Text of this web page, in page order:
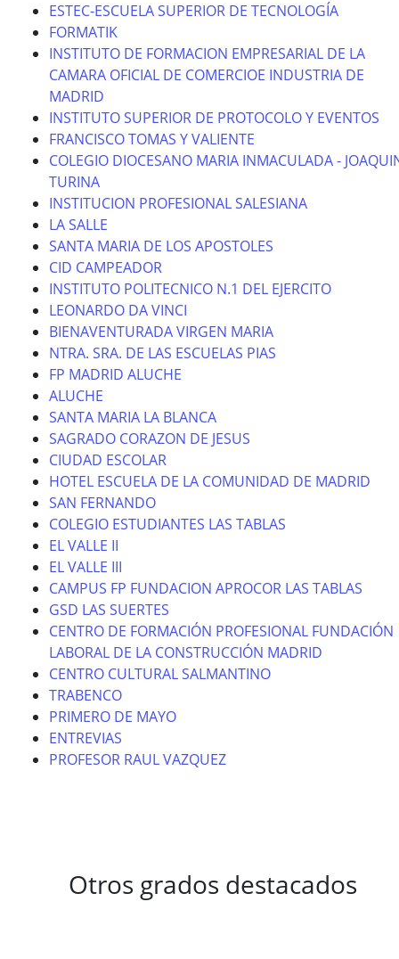
ESTEC-ESCUELA SUPERIOR DE TECNOLOGÍA
FORMATIK
INSTITUTO DE FORMACION EMPRESARIAL DE LA
CAMARA OFICIAL DE COMERCIOE INDUSTRIA DE
MADRID
INSTITUTO SUPERIOR DE PROTOCOLO Y EVENTOS
FRANCISCO TOMAS Y VALIENTE
COLEGIO DIOCESANO MARIA INMACULADA -
TURINA
INSTITUCION PROFESIONAL SALESIANA
LA SALLE
SANTA MARIA DE LOS APOSTOLES
CID CAMPEADOR
INSTITUTO POLITECNICO N.1 DEL EJERCITO
LEONARDO DA VINCI
BIENAVENTURADA VIRGEN MARIA
NTRA. SRA. DE LAS ESCUELAS PIAS
FP MADRID ALUCHE
ALUCHE
SANTA MARIA LA BLANCA
SAGRADO CORAZON DE JESUS
CIUDAD ESCOLAR
HOTEL ESCUELA DE LA COMUNIDAD DE MADRID
SAN FERNANDO
COLEGIO ESTUDIANTES LAS TABLAS
EL VALLE II
EL VALLE III
CAMPUS FP FUNDACION APROCOR LAS TABLAS
GSD LAS SUERTES
CENTRO DE FORMACIÓN PROFESIONAL FUNDACIÓN
LABORAL DE LA CONSTRUCCIÓN MADRID
CENTRO CULTURAL SALMANTINO
TRABENCO
PRIMERO DE MAYO
ENTREVIAS
PROFESOR RAUL VAZQUEZ
Otros grados destacados